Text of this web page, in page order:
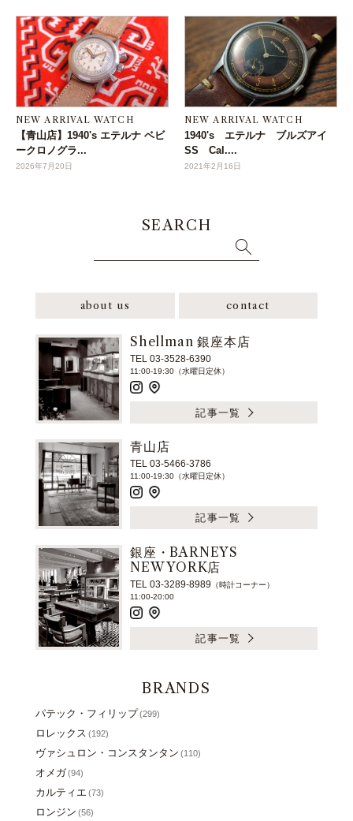
NEW ARRIVAL WATCH
【青山店】1940's エテルナ ベビ
ークロノグラ...
2026年7月20日
NEW ARRIVAL WATCH
1940's エテルナ ブルズアイ
SS Cal....
2021年2月16日
SEARCH
about us contact
Shellman 銀座本店
TEL 03-3528-6390
11:00-19:30（水曜日定休）
記事一覧
青山店
TEL 03-5466-3786
11:00-19:30（水曜日定休）
記事一覧
銀座・BARNEYS
NEW YORK店
TEL 03-3289-8989 （時計コーナー）
11:00-20:00
記事一覧
BRANDS
パテック・フィリップ(299)
ロレックス (192)
ヴァシュロン・コンスタンタン (110)
オメガ(94)
カルティエ (73)
ロンジン (56)